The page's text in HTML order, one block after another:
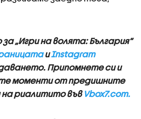
„Игри на волята: България“
иInstagram
Припомнете си и
моменти от предишните
на риалитито във Vbox7.com.